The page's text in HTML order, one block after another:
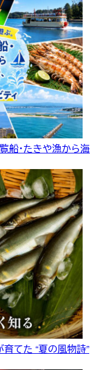
船・たきや漁から海
育てた “夏の風物詩”